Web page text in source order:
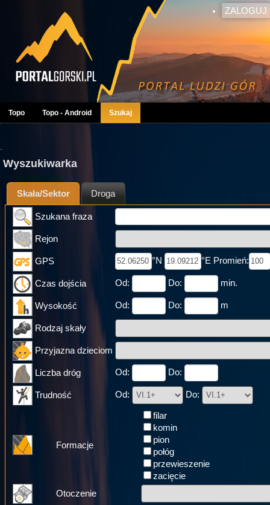
ZALOGUJ
Topo Topo - Android Szukaj
Wyszukiwarka
Skała/Sektor Droga
Szukana fraza
Rejon
GPS °N °E Promień:
Czas dojścia Od: Do: min.
Wysokość Od: Do: m
Rodzaj skały
Przyjazna dzieciom
Liczba dróg Od: Do:
Trudność Od: Do:
Formacje
filar
komin
pion
połóg
przewieszenie
zacięcie
Otoczenie